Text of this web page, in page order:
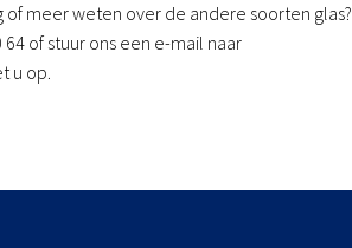
meer weten over de andere soorten glas?
of stuur ons een e-mail naar
u op.